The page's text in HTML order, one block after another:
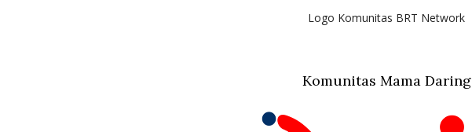
Logo Komunitas BRT Network
Komunitas Mama Daring